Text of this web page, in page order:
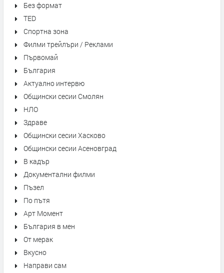
Без формат
TED
Спортна зона
Филми трейлъри / Реклами
Първомай
България
Актуално интервю
Общински сесии Смолян
НЛО
Здраве
Общински сесии Хасково
Общински сесии Асеновград
В кадър
Документални филми
Пъзел
По пътя
Арт Момент
България в мен
От мерак
Вкусно
Направи сам